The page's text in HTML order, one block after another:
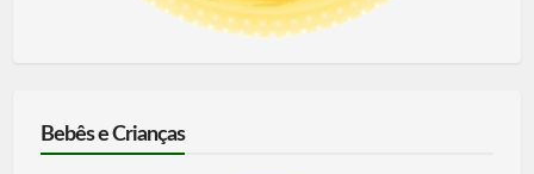
Bebês e Crianças